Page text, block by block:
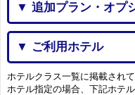
▼ 追加プラン・オプ
▼ ご利用ホテル
ホテルクラス一覧に掲載され
ホテル指定の場合、下記ホテ